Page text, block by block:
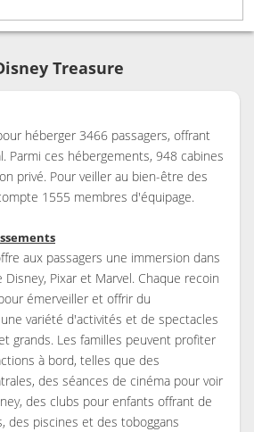
Treasure
héberger 3466 passagers, offrant
Parmi ces hébergements, 948 cabines
privé. Pour veiller au bien-être des
1555 membres d'équipage.
aux passagers une immersion dans
Disney, Pixar et Marvel. Chaque recoin
émerveiller et offrir du
variété d'activités et de spectacles
grands. Les familles peuvent profiter
à bord, telles que des
des séances de cinéma pour voir
des clubs pour enfants offrant de
des piscines et des toboggans